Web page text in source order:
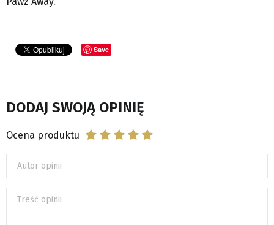
Save
DODAJ SWOJĄ OPINIĘ
Ocena produktu
Autor opinii
Treść opinii